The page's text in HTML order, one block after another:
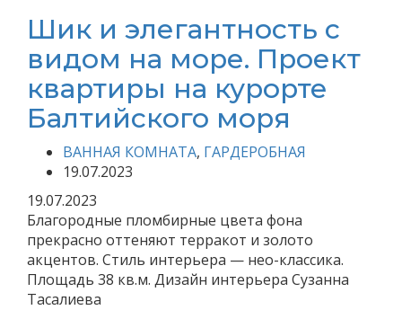
Шик и элегантность с
видом на море. Проект
квартиры на курорте
Балтийского моря
ВАННАЯ КОМНАТА, ГАРДЕРОБНАЯ
19.07.2023
19.07.2023
Благородные пломбирные цвета фона
прекрасно оттеняют терракот и золото
акцентов. Стиль интерьера — нео-классика.
Площадь 38 кв.м. Дизайн интерьера Сузанна
Тасалиева